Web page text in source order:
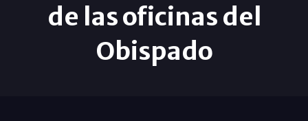
de las oficinas del
Obispado